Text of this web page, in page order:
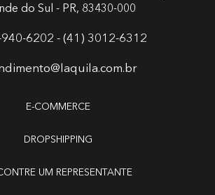
do Sul - PR, 83430-000
6202 - (41) 3012-6312
E-COMMERCE
DROPSHIPPING
UM REPRESENTANTE